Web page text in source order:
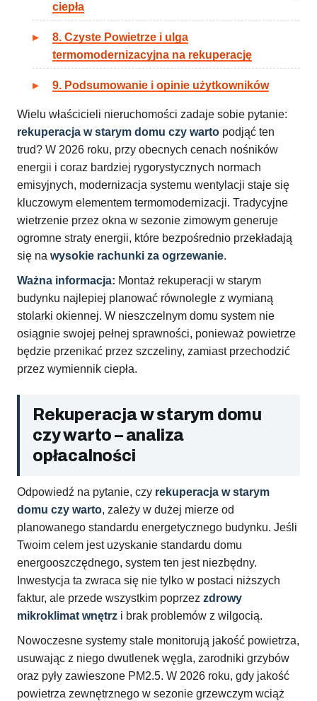
ciepła
8. Czyste Powietrze i ulga
termomodernizacyjna na rekuperację
9. Podsumowanie i opinie użytkowników
Wielu właścicieli nieruchomości zadaje sobie pytanie:
rekuperacja w starym domu czy warto podjąć ten
trud? W 2026 roku, przy obecnych cenach nośników
energii i coraz bardziej rygorystycznych normach
emisyjnych, modernizacja systemu wentylacji staje się
kluczowym elementem termomodernizacji. Tradycyjne
wietrzenie przez okna w sezonie zimowym generuje
ogromne straty energii, które bezpośrednio przekładają
się na wysokie rachunki za ogrzewanie.
Ważna informacja: Montaż rekuperacji w starym
budynku najlepiej planować równolegle z wymianą
stolarki okiennej. W nieszczelnym domu system nie
osiągnie swojej pełnej sprawności, ponieważ powietrze
będzie przenikać przez szczeliny, zamiast przechodzić
przez wymiennik ciepła.
Rekuperacja w starym domu
czy warto – analiza
opłacalności
Odpowiedź na pytanie, czy rekuperacja w starym
domu czy warto, zależy w dużej mierze od
planowanego standardu energetycznego budynku. Jeśli
Twoim celem jest uzyskanie standardu domu
energooszczędnego, system ten jest niezbędny.
Inwestycja ta zwraca się nie tylko w postaci niższych
faktur, ale przede wszystkim poprzez zdrowy
mikroklimat wnętrz i brak problemów z wilgocią.
Nowoczesne systemy stale monitorują jakość powietrza,
usuwając z niego dwutlenek węgla, zarodniki grzybów
oraz pyły zawieszone PM2.5. W 2026 roku, gdy jakość
powietrza zewnętrznego w sezonie grzewczym wciąż